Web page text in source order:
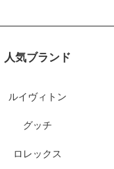
人気ブランド
ルイヴィトン
グッチ
ロレックス